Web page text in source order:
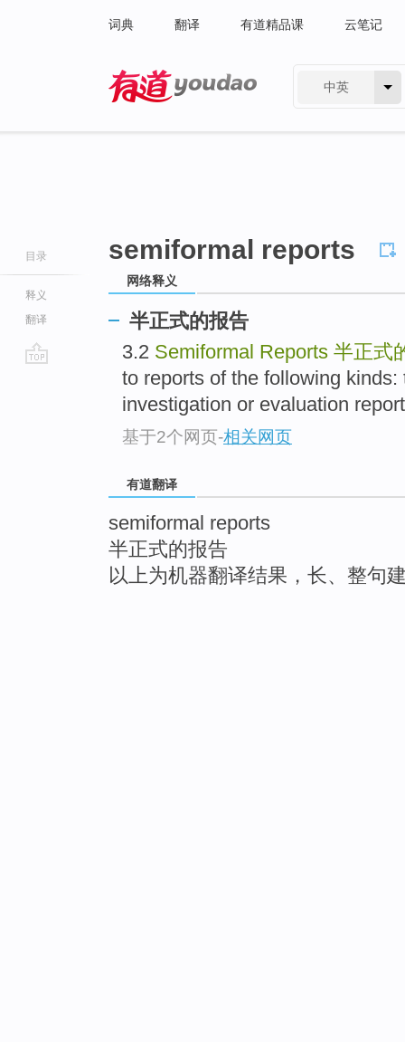
词典 翻译 有道精品课 云笔记
中英
目录
释义
翻译
semiformal reports
网络释义
半正式的报告
3.2 Semiformal Reports 半正式
to reports of the following
investigation or evaluation
基于2个网页-相关网页
有道翻译
semiformal reports
半正式的报告
以上为机器翻译结果，长、整句